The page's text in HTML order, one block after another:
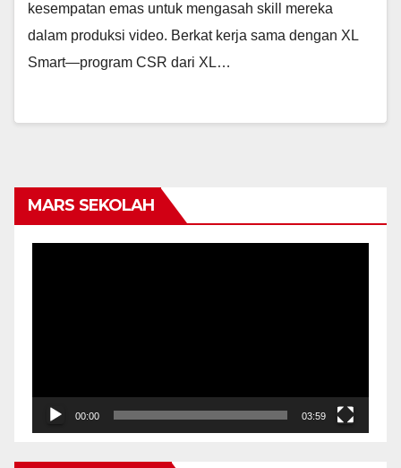
kesempatan emas untuk mengasah skill mereka
dalam produksi video. Berkat kerja sama dengan XL
Smart—program CSR dari XL…
MARS SEKOLAH
00:00 03:59